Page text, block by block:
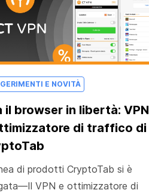
E NOVITÀ
il browser in libertà: VPN
di traffico di
di prodotti CryptoTab si è
VPN e ottimizzatore di